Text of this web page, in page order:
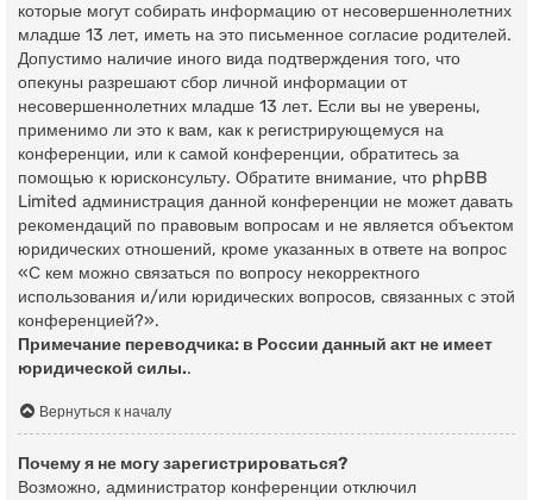
которые могут собирать информацию от несовершеннолетних
младше 13 лет, иметь на это письменное согласие родителей.
Допустимо наличие иного вида подтверждения того, что
опекуны разрешают сбор личной информации от
несовершеннолетних младше 13 лет. Если вы не уверены,
применимо ли это к вам, как к регистрирующемуся на
конференции, или к самой конференции, обратитесь за
помощью к юрисконсульту. Обратите внимание, что phpBB
Limited администрация данной конференции не может давать
рекомендаций по правовым вопросам и не является объектом
юридических отношений, кроме указанных в ответе на вопрос
«С кем можно связаться по вопросу некорректного
использования и/или юридических вопросов, связанных с этой
конференцией?».
Примечание переводчика: в России данный акт не имеет
юридической силы..
Вернуться к началу
Почему я не могу зарегистрироваться?
Возможно, администратор конференции отключил